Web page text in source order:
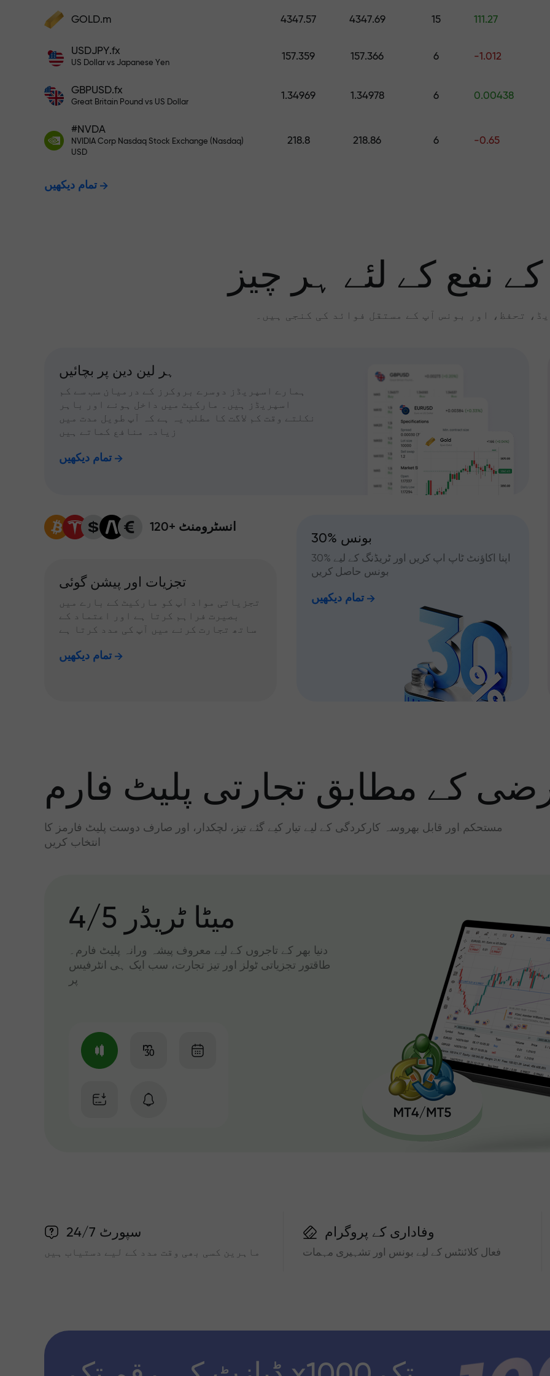
فنڈز جمع کریں اور اپنے ڈپازٹ سے 1,000 گنا بڑا
نہیں ہے۔ ڈپازٹ جتنا بڑا ہوگا، اتنا
ہی زیادہ ضرب ہوگا۔
اپنے اکاونٹ میں جمع کروائیں $333 — اور حاصل کریں تک کا تحفہ $1,500
سے پاک تجارت - ہم آپ کے
منافع کی ضمانت دیتے ہیں۔
X1000 تک کا بونس — مارکیٹ میں
GOLD.m 4347.57 4347.69 15 111.27
USDJPY.fx
US Dollar vs Japanese Yen
157.359 157.366 6 -1.012
GBPUSD.fx
Great Britain Pound vs US Dollar
1.34969 1.34978 6 0.00438
#NVDA
NVIDIA Corp Nasdaq Stock Exchange (Nasdaq)
USD
218.8 218.86 6 -0.65
تمام دیکھیں
نفع کے لئے ہر چیز
تحفظ، اور بونس آپ کے مستقل فوائد کی کنجی ہیں۔
ہر لین دین پر بچائیں
ہمارے اسپریڈز دوسرے بروکرز کے درمیان سب سے کم
اسپریڈز ہیں۔ مارکیٹ میں داخل ہونے اور باہر
نکلتے وقت کم لاگت کا مطلب یہ ہے کہ آپ طویل مدت میں
زیادہ منافع کماتے ہیں
تمام دیکھیں
120+ انسٹرومنٹ
تجزیات اور پیشن گوئی
تجزیاتی مواد آپ کو مارکیٹ کے بارے میں
بصیرت فراہم کرتا ہے اور اعتماد کے
ساتھ تجارت کرنے میں آپ کی مدد کرتا ہے
تمام دیکھیں
30% بونس
اپنا اکاؤنٹ ٹاپ اپ کریں اور ٹریڈنگ کے لیے %30
بونس حاصل کریں
تمام دیکھیں
کے مطابق تجارتی پلیٹ فارم
مستحکم اور قابل بھروسہ کارکردگی کے لیے تیار کیے گئے تیز، لچکدار، اور صارف دوست پلیٹ فارمز کا
انتخاب کریں
میٹا ٹریڈر 4/5
دنیا بھر کے تاجروں کے لیے معروف پیشہ ورانہ پلیٹ فارم۔
طاقتور تجزیاتی ٹولز اور تیز تجارت، سب ایک ہی انٹرفیس
پر
سپورٹ 24/7
ماہرین کسی بھی وقت مدد کے لیے دستیاب ہیں
وفاداری کے پروگرام
فعال کلائنٹس کے لیے بونس اور تشہیری مہمات